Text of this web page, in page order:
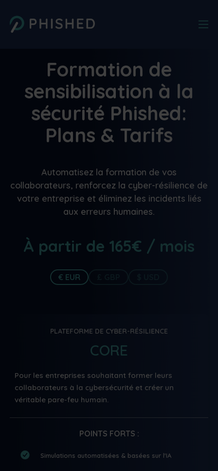
Formation de
sensibilisation à la
sécurité Phished:
Plans & Tarifs
Automatisez la formation de vos
collaborateurs, renforcez la cyber-résilience de
votre entreprise et éliminez les incidents liés
aux erreurs humaines.
À partir de 165€ / mois
€ EUR
PLATEFORME DE CYBER-RÉSILIENCE
CORE
Pour les entreprises souhaitant former leurs
collaborateurs à la cybersécurité et créer un
véritable pare-feu humain.
POINTS FORTS :
Simulations automatisées & basées sur l'IA